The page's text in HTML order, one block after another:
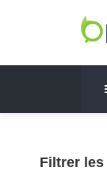
Filtrer